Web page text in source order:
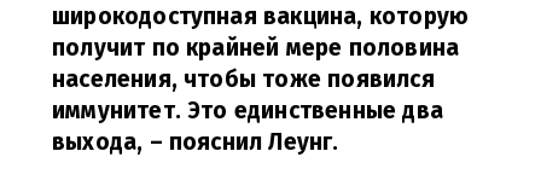
широкодоступная вакцина, которую
получит по крайней мере половина
населения, чтобы тоже появился
иммунитет. Это единственные два
выхода, – пояснил Леунг.